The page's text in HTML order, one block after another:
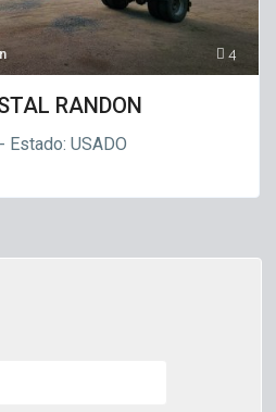
4
RANDON
Estado: USADO